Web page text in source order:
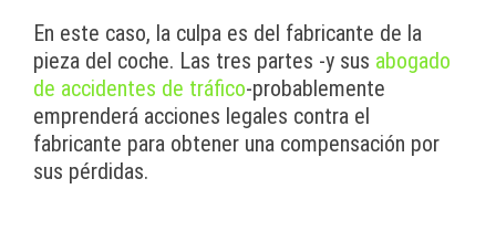
En este caso, la culpa es del fabricante de la
pieza del coche. Las tres partes -y sus abogado
de accidentes de tráfico-probablemente
emprenderá acciones legales contra el
fabricante para obtener una compensación por
sus pérdidas.